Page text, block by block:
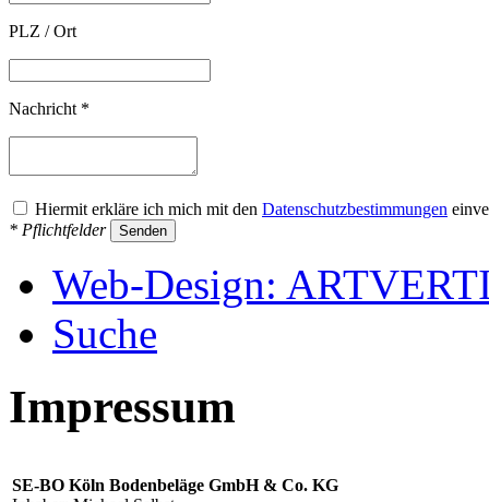
PLZ / Ort
Nachricht *
Hiermit erkläre ich mich mit den Datenschutzbestimmungen
* Pflichtfelder
Web-Design:
Suche
Impressum
SE-BO Köln Bodenbeläge GmbH & Co. KG